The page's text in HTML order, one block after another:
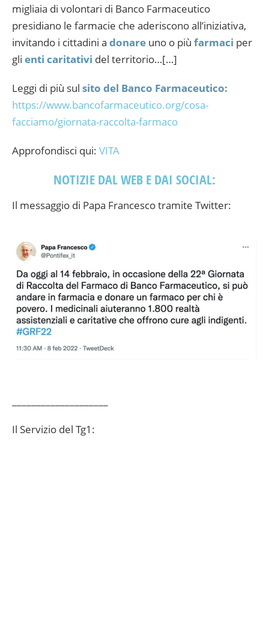
migliaia di volontari di Banco Farmaceutico
presidiano le farmacie che aderiscono all’iniziativa,
invitando i cittadini a donare uno o più farmaci per
gli enti caritativi del territorio…[…]
Leggi di più sul sito del Banco Farmaceutico:
https://www.bancofarmaceutico.org/cosa-
facciamo/giornata-raccolta-farmaco
Approfondisci qui: VITA
NOTIZIE DAL WEB E DAI SOCIAL:
Il messaggio di Papa Francesco tramite Twitter:
Il Servizio del Tg1: